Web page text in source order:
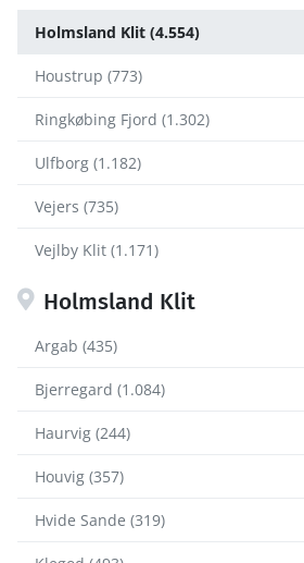
Holmsland Klit (4.554)
Houstrup (773)
Ringkøbing Fjord (1.302)
Ulfborg (1.182)
Vejers (735)
Vejlby Klit (1.171)
Holmsland Klit
Argab (435)
Bjerregard (1.084)
Haurvig (244)
Houvig (357)
Hvide Sande (319)